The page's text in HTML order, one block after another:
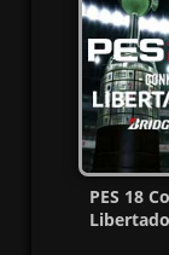
PES 18